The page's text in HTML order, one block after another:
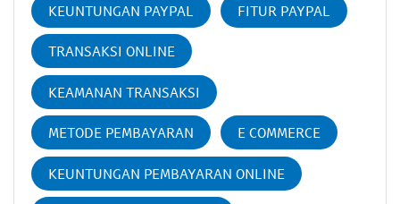
KEUNTUNGAN PAYPAL FITUR PAYPAL
TRANSAKSI ONLINE
KEAMANAN TRANSAKSI
METODE PEMBAYARAN E COMMERCE
KEUNTUNGAN PEMBAYARAN ONLINE